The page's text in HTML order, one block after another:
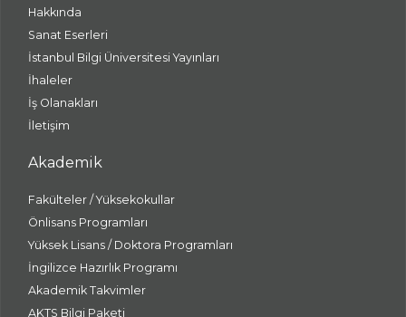
Hakkında
Sanat Eserleri
İstanbul Bilgi Üniversitesi Yayınları
İhaleler
İş Olanakları
İletişim
Akademik
Fakülteler / Yüksekokullar
Önlisans Programları
Yüksek Lisans / Doktora Programları
İngilizce Hazırlık Programı
Akademik Takvimler
AKTS Bilgi Paketi